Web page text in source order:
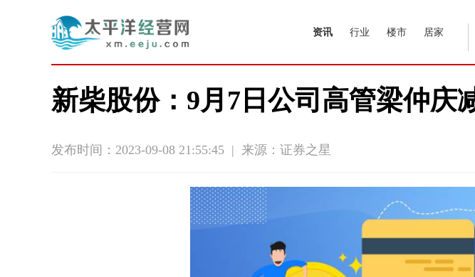
资讯 行业 楼市 居家
新柴股份：9月7日公司高管梁仲庆
发布时间：2023-09-08 21:55:45 | 来源：证券之星